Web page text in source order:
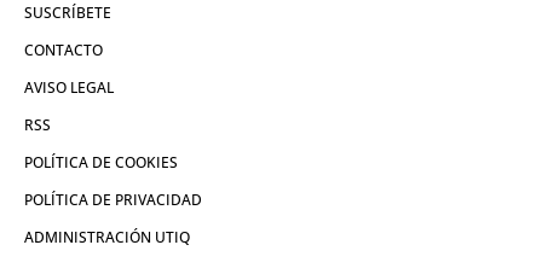
SUSCRÍBETE
CONTACTO
AVISO LEGAL
RSS
POLÍTICA DE COOKIES
POLÍTICA DE PRIVACIDAD
ADMINISTRACIÓN UTIQ